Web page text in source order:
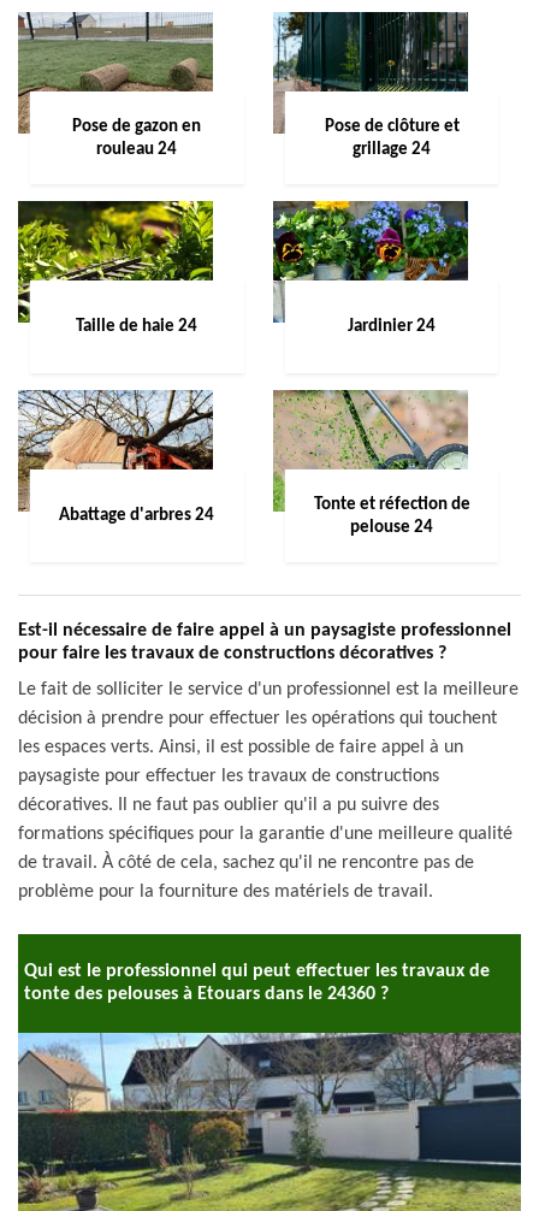
Pose de gazon en
rouleau 24
Pose de clôture et
grillage 24
Taille de haie 24 Jardinier 24
Abattage d'arbres 24
Tonte et réfection de
pelouse 24
Est-il nécessaire de faire appel à un paysagiste professionnel
pour faire les travaux de constructions décoratives ?
Le fait de solliciter le service d'un professionnel est la meilleure
décision à prendre pour effectuer les opérations qui touchent
les espaces verts. Ainsi, il est possible de faire appel à un
paysagiste pour effectuer les travaux de constructions
décoratives. Il ne faut pas oublier qu'il a pu suivre des
formations spécifiques pour la garantie d'une meilleure qualité
de travail. À côté de cela, sachez qu'il ne rencontre pas de
problème pour la fourniture des matériels de travail.
Qui est le professionnel qui peut effectuer les travaux de
tonte des pelouses à Etouars dans le 24360 ?